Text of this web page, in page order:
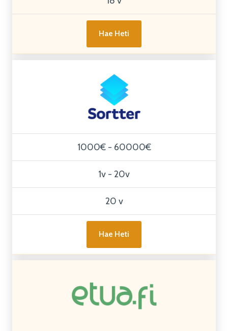
Hae Heti
1000€ - 60000€
1v - 20v
20 v
Hae Heti